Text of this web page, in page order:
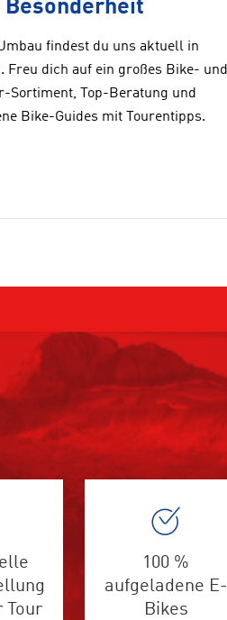
Besonderheit
findest du uns aktuell in
Freu dich auf ein großes Bike- und
Sortiment, Top-Beratung und
Bike-Guides mit Tourentipps.
Tour
100 %
aufgeladene E-
Bikes